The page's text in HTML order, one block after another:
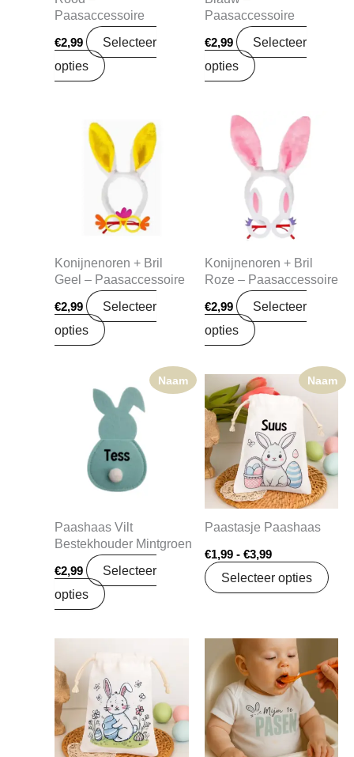
Paasaccessoire
€2,99
Selecteer
opties
Paasaccessoire
€2,99
Selecteer
opties
Konijnenoren + Bril
Geel – Paasaccessoire
€2,99
Selecteer
opties
Konijnenoren + Bril
Roze – Paasaccessoire
€2,99
Selecteer
opties
Naam
Paashaas Vilt
Bestekhouder Mintgroen
€2,99
Selecteer
opties
Naam
Paastasje Paashaas
€1,99 - €3,99
Prijsklasse:
€1,99
€3,99
Selecteer opties
Dit